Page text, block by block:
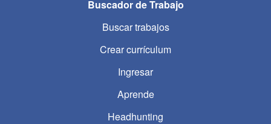
Buscador de Trabajo
Buscar trabajos
Crear currículum
Ingresar
Aprende
Headhunting